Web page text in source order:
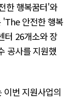
한 행복꿈터'와
'The 안전한 행복
터 26개소와 장
공사를 지원했
이번 지원사업의